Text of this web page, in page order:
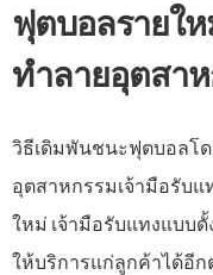
ฟุตบอลรายใ
ทำลายอุตสา
วิธีเดิมพันชนะฟุตบอลโ
อุตสาหกรรมเจ้ามือรับ
ใหม่ เจ้ามือรับแทงแบบดั้
ให้บริการแก่ลูกค้าได้อีก